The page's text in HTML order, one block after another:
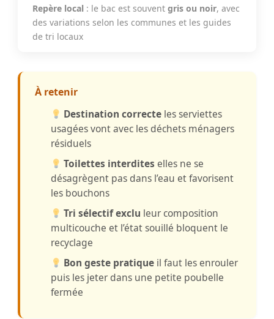
Repère local : le bac est souvent gris ou noir, avec
des variations selon les communes et les guides
de tri locaux
À retenir
Destination correcte les serviettes
usagées vont avec les déchets ménagers
résiduels
Toilettes interdites elles ne se
désagrègent pas dans l’eau et favorisent
les bouchons
Tri sélectif exclu leur composition
multicouche et l’état souillé bloquent le
recyclage
Bon geste pratique il faut les enrouler
puis les jeter dans une petite poubelle
fermée